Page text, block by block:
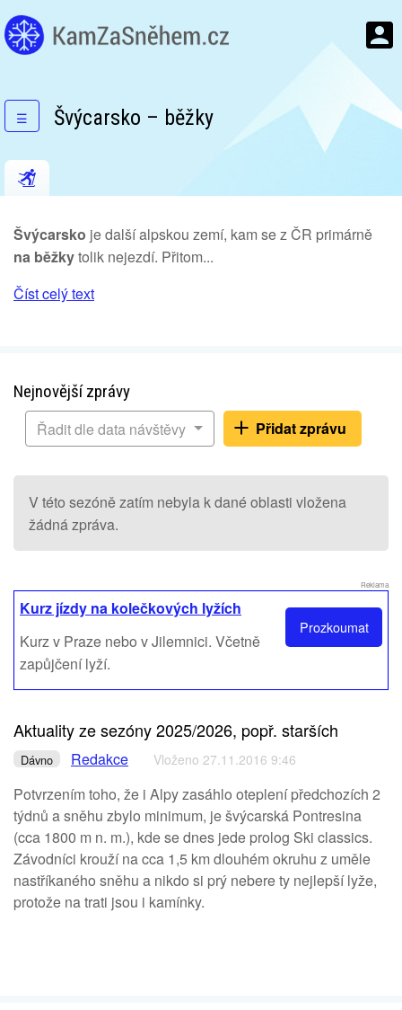
☰ Švýcarsko – běžky
Švýcarsko je další alpskou zemí, kam se z ČR primárně
na běžkytolik nejezdí. Přitom...
Číst celý text
Nejnovější zprávy
Řadit dle data návštěvy
Přidat zprávu
V této sezóně zatím nebyla k dané oblasti vložena
žádná zpráva.
Reklama
Prozkoumat
Kurz jízdy na kolečkových lyžích
Kurz v Praze nebo v Jilemnici. Včetně
zapůjčení lyží.
Aktuality ze sezóny 2025/2026, popř. starších
Dávno Redakce Vloženo 27.11.2016 9:46
Potvrzením toho, že i Alpy zasáhlo oteplení předchozích 2
týdnů a sněhu zbylo minimum, je švýcarská Pontresina
(cca 1800 m n. m.), kde se dnes jede prolog Ski classics.
Závodníci krouží na cca 1,5 km dlouhém okruhu z uměle
nastříkaného sněhu a nikdo si prý nebere ty nejlepší lyže,
protože na trati jsou i kamínky.